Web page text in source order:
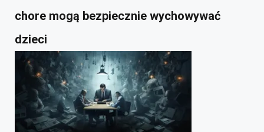
chore mogą bezpiecznie wychowywać
dzieci